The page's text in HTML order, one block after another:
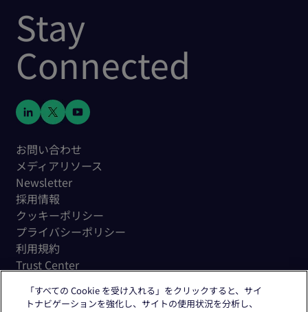
Stay
Connected
お問い合わせ
メディアリソース
Newsletter
採用情報
クッキーポリシー
プライバシーポリシー
利用規約
Trust Center
「すべての Cookie を受け入れる」をクリックすると、サイ
トナビゲーションを強化し、サイトの使用状況を分析し、